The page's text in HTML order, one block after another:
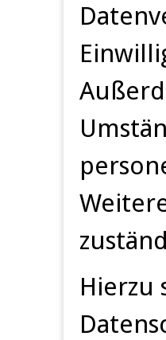
Hierzu